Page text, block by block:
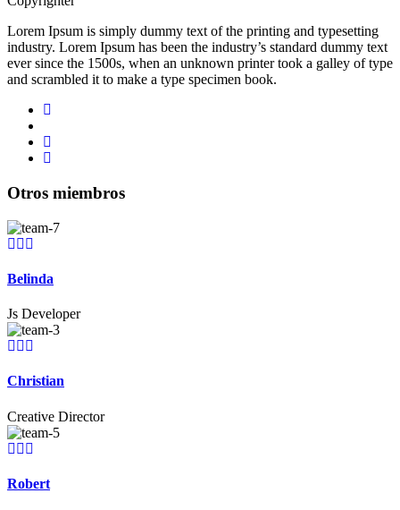
Lorem Ipsum is simply dummy text of the printing and typesetting
industry. Lorem Ipsum has been the industry’s standard dummy text
ever since the 1500s, when an unknown printer took a galley of type
and scrambled it to make a type specimen book.
Otros miembros
Belinda
Js Developer
Christian
Creative Director
Robert